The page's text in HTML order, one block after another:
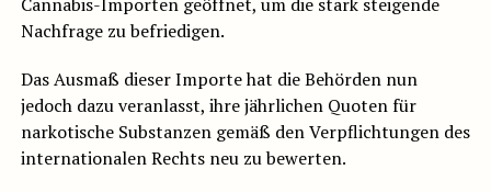
Nachfrage zu befriedigen.
Das Ausmaß dieser Importe hat die Behörden nun
jedoch dazu veranlasst, ihre jährlichen Quoten für
narkotische Substanzen gemäß den Verpflichtungen des
internationalen Rechts neu zu bewerten.